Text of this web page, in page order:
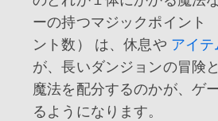
ーの持つマジックポイント
ント数） は、休息や アイテ
が、長いダンジョンの冒険
魔法を配分するのかが、ゲ
るようになります。